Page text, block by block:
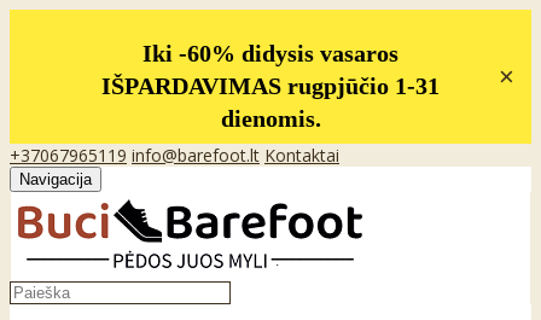
Iki -60% didysis vasaros
IŠPARDAVIMAS rugpjūčio 1-31
dienomis.
×
+37067965119 info@barefoot.lt Kontaktai
Navigacija